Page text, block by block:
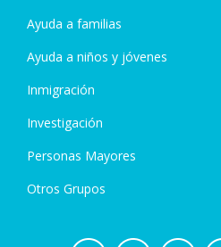
Ayuda a familias
Ayuda a niños y jóvenes
Inmigración
Investigación
Personas Mayores
Otros Grupos